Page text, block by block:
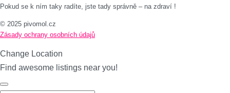
Pokud se k ním taky radíte, jste tady správně – na zdraví !
© 2025 pivomol.cz
Zásady ochrany osobních údajů
Change Location
Find awesome listings near you!